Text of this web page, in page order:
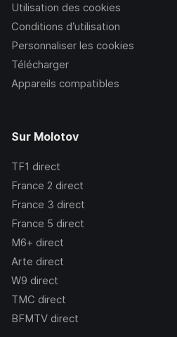
Utilisation des cookies
Conditions d’utilisation
Personnaliser les cookies
Télécharger
Appareils compatibles
Sur Molotov
TF1 direct
France 2 direct
France 3 direct
France 5 direct
M6+ direct
Arte direct
W9 direct
TMC direct
BFMTV direct